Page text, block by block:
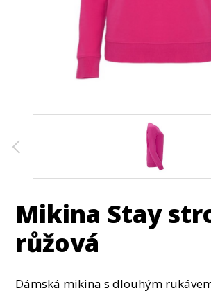
Mikina Stay
růžová
Dámská mikina s dlouhým